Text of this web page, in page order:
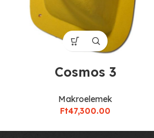
Cosmos 3
Makroelemek
Ft47,300.00